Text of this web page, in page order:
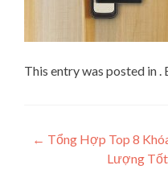
This entry was posted in
Post
← Tổng Hợp Top 8
Lượng